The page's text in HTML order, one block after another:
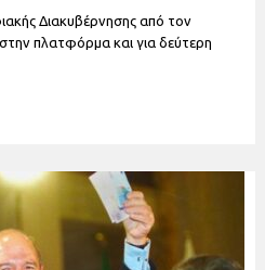
Διακυβέρνησης από τον
πλατφόρμα και για δεύτερη